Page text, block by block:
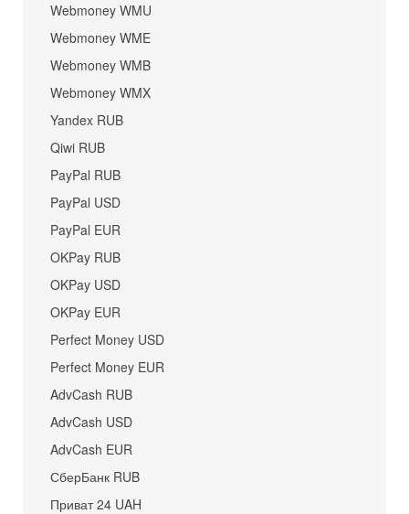
Webmoney WMU
Webmoney WME
Webmoney WMB
Webmoney WMX
Yandex RUB
Qiwi RUB
PayPal RUB
PayPal USD
PayPal EUR
OKPay RUB
OKPay USD
OKPay EUR
Perfect Money USD
Perfect Money EUR
AdvCash RUB
AdvCash USD
AdvCash EUR
СберБанк RUB
Приват 24 UAH